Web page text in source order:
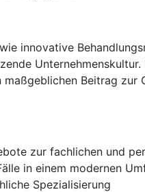
innovative
Beitrag zur
zur fachlichen und
in einem modernen
Spezialisierung